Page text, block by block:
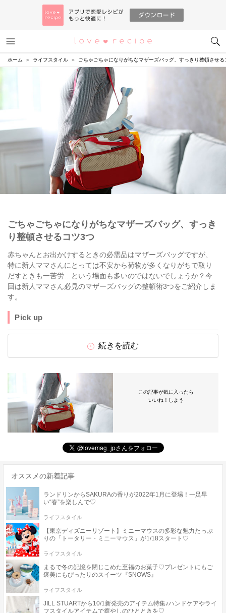
恋愛レシピ
ホーム ライフスタイル ごちゃごちゃになりがちなマザーズバッグ、すっきり整頓させる
ごちゃごちゃになりがちなマザーズバッグ、すっき
り整頓させるコツ3つ
赤ちゃんとお出かけするときの必需品はマザーズバッグですが、
特に新人ママさんにとっては不安から荷物が多くなりがちで取り
だすときも一苦労…という場面も多いのではないでしょうか？今
回は新人ママさん必見のマザーズバッグの整頓術3つをご紹介しま
す。
Pick up
続きを読む
この記事が気に入ったら
いいね！しよう
オススメの新着記事
ランドリンからSAKURAの香りが2022年1月に登場！一足早
い“春”を楽しんで♡
ライフスタイル
【東京ディズニーリゾート】ミニーマウスの多彩な魅力たっぷ
りの「トータリー・ミニーマウス」が1/18スタート♡
ライフスタイル
まるで冬の記憶を閉じこめた至福のお菓子♡プレゼントにもご
褒美にもぴったりのスイーツ『SNOWS』
ライフスタイル
JILL STUARTから10/1新発売のアイテム特集♪ハンドケアやライ
フスタイルアイテムで癒やしのひとときを♡